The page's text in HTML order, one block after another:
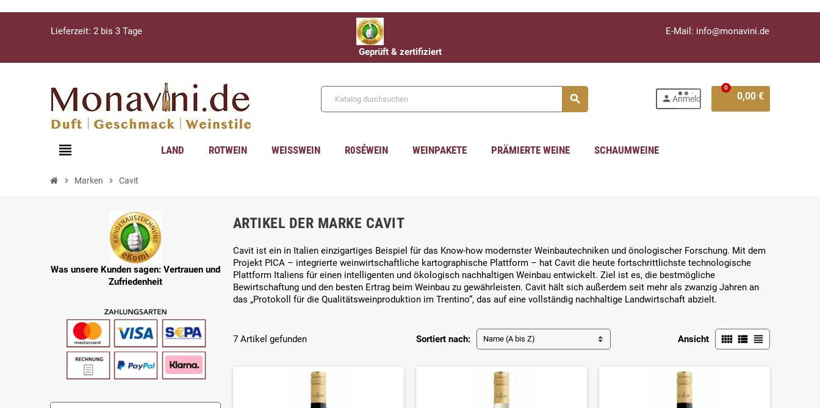
Lieferzeit: 2 bis 3 Tage
E-Mail: info@monavini.de
Geprüft & zertifiziert
search person Anmelden
0
0,00 €
view_headline LAND ROTWEIN WEISSWEIN R0SÉWEIN WEINPAKETE PRÄMIERTE WEINE SCHAUMWEINE
chevron_right Marken chevron_right Cavit
Was unsere Kunden sagen: Vertrauen und
Zufriedenheit
ARTIKEL DER MARKE CAVIT
Cavit ist ein in Italien einzigartiges Beispiel für das Know-how modernster Weinbautechniken und önologischer Forschung. Mit dem
Projekt PICA – integrierte weinwirtschaftliche kartographische Plattform – hat Cavit die heute fortschrittlichste technologische
Plattform Italiens für einen intelligenten und ökologisch nachhaltigen Weinbau entwickelt. Ziel ist es, die bestmögliche
Bewirtschaftung und den besten Ertrag beim Weinbau zu gewährleisten. Cavit hält sich außerdem seit mehr als zwanzig Jahren an
das „Protokoll für die Qualitätsweinproduktion im Trentino“, das auf eine vollständig nachhaltige Landwirtschaft abzielt.
Sortiert nach: Name (A bis Z) Ansicht view_comfy view_list view_headline
7 Artikel gefunden